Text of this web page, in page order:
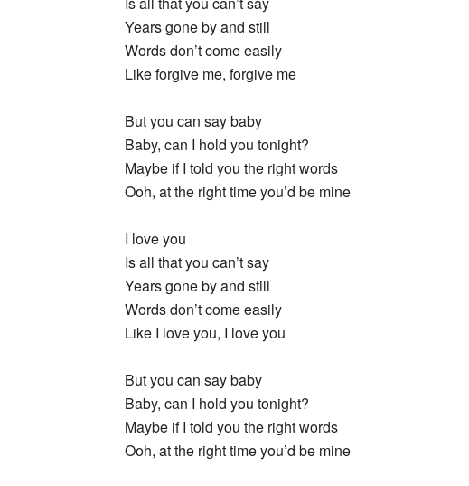
Years gone by and still
Words don’t come easily
Like forgive me, forgive me
But you can say baby
Baby, can I hold you tonight?
Maybe if I told you the right words
Ooh, at the right time you’d be mine
I love you
Is all that you can’t say
Years gone by and still
Words don’t come easily
Like I love you, I love you
But you can say baby
Baby, can I hold you tonight?
Maybe if I told you the right words
Ooh, at the right time you’d be mine